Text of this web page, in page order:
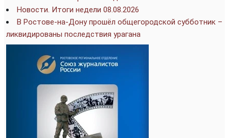
Новости. Итоги недели 08.08.2026
В Ростове-на-Дону прошёл общегородской субботник –
ликвидированы последствия урагана